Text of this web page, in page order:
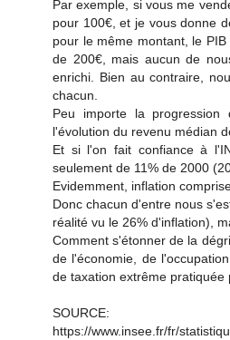
Par exemple, si vous me
pour 100€, et je vous donne
pour le même montant, le
de 200€, mais aucun de
enrichi. Bien au contraire,
chacun.
Peu importe la
l'évolution du revenu médian
Et si l'on fait confiance à
seulement de 11% de 2000
Evidemment, inflation
Donc chacun d'entre nous
réalité vu le 26% d'inflation),
Comment s'étonner de la
de l'économie, de
de taxation extrême
SOURCE:
https://www.insee.fr/fr/